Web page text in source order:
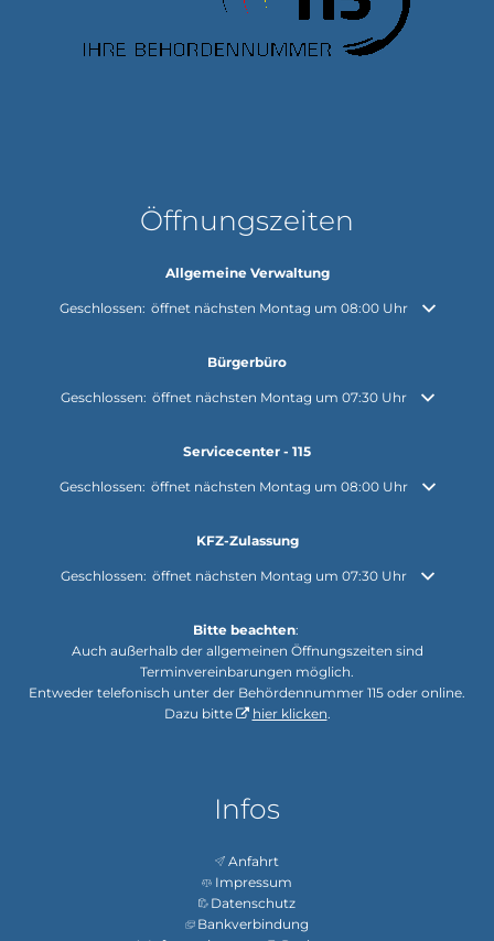
Öffnungszeiten
Allgemeine Verwaltung
Klicken, um weitere Öffnungs- oder Schließzeiten auszublenden
Geschlossen: öffnet nächsten Montag um 08:00 Uhr
Bürgerbüro
Klicken, um weitere Öffnungs- oder Schließzeiten auszublenden
Geschlossen: öffnet nächsten Montag um 07:30 Uhr
Servicecenter - 115
Klicken, um weitere Öffnungs- oder Schließzeiten auszublenden
Geschlossen: öffnet nächsten Montag um 08:00 Uhr
KFZ-Zulassung
Klicken, um weitere Öffnungs- oder Schließzeiten auszublenden
Geschlossen: öffnet nächsten Montag um 07:30 Uhr
Bitte beachten:
Auch außerhalb der allgemeinen Öffnungszeiten sind
Terminvereinbarungen möglich.
Entweder telefonisch unter der Behördennummer 115 oder online.
Dazu bitte
hier klicken.
Infos
Anfahrt
Impressum
Datenschutz
Bankverbindung